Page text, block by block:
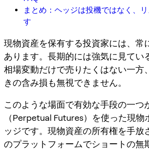
まとめ：ヘッジは投機ではなく、
す
現物資産を保有する投資家には、常
あります。長期的には強気に見てい
相場変動だけで売りたくはない一方
きの含み損も無視できません。
このような場面で有効な手段の一つ
（Perpetual Futures）を使った現物
ッジです。現物資産の所有権を手放
のプラットフォームでショートの無